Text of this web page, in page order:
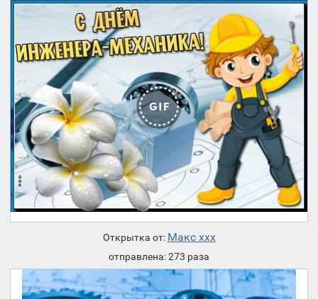
Открытка от: Макс ххх
отправлена: 273 раза